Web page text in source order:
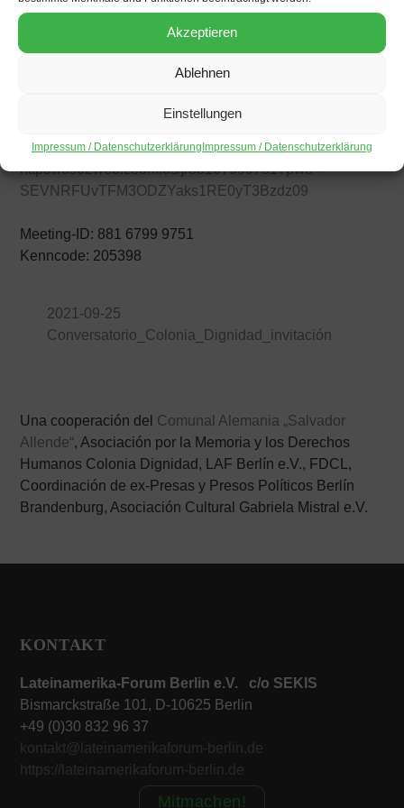
Akzeptieren
Ablehnen
Einstellungen
Impressum / DatenschutzerklärungImpressum / Datenschutzerklärung
Los esfuerzos de numerosas asociaciones de familiares
y organizaciones de DDHH para crear en el recinto un
Datos de acceso
https://us02web.zoom.us/j/88167999751?pwd=
SEVNRFUvTFM3ODZYaks1RE0yT3Bzdz09
Meeting-ID: 881 6799 9751
Kenncode: 205398
2021-09-25
Conversatorio_Colonia_Dignidad_invitación
Una cooperación del Comunal Alemania „Salvador
Allende“, Asociación por la Memoria y los Derechos
Humanos Colonia Dignidad, LAF Berlín e.V., FDCL,
Coordinación de ex-Presas y Presos Políticos Berlín
Brandenburg, Asociación Cultural Gabriela Mistral e.V.
KONTAKT
Lateinamerika-Forum Berlin e.V. c/o SEKIS
Bismarckstraße 101, D-10625 Berlin
+49 (0)30 832 96 37
kontakt@lateinamerikaforum-berlin.de
https://lateinamerikaforum-berlin.de
Mitmachen!